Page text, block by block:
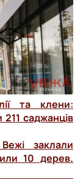
та клени:
саджанців
заклали
10 дерев.